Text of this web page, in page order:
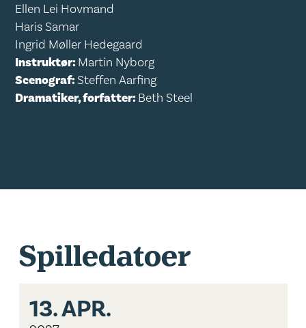
Ellen Lei Hovmand
Haris Samar
Ingrid Møller Hedegaard
Instruktør: Martin Nyborg
Scenograf:Steffen Aarfing
Dramatiker, forfatter: Beth Steel
Spilledatoer
13.APR.